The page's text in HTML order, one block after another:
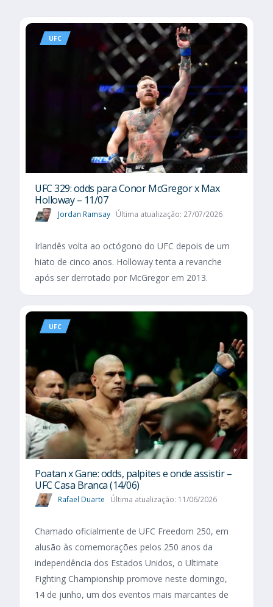
UFC
UFC 329: odds para Conor McGregor x Max
Holloway – 11/07
Jordan Ramsay Última atualização: 27/07/2026
Irlandês volta ao octógono do UFC depois de um
hiato de cinco anos. Holloway tenta a revanche
após ser derrotado por McGregor em 2013.
UFC
Poatan x Gane: odds, palpites e onde assistir –
UFC Casa Branca (14/06)
Rafael Duarte Última atualização: 11/06/2026
Chamado oficialmente de UFC Freedom 250, em
alusão às comemorações pelos 250 anos da
independência dos Estados Unidos, o Ultimate
Fighting Championship promove neste domingo,
14 de junho, um dos eventos mais marcantes de